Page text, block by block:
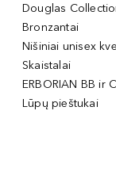
Douglas
Bronzantai
Nišiniai unisex
Skaistalai
ERBORIAN BB ir
Lūpų pieštukai